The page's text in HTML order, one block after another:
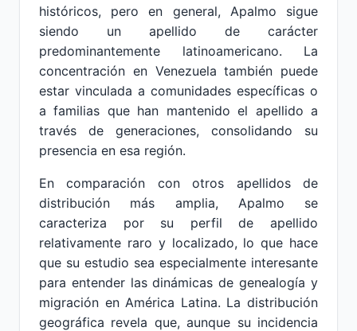
históricos, pero en general, Apalmo sigue
siendo un apellido de carácter
predominantemente latinoamericano. La
concentración en Venezuela también puede
estar vinculada a comunidades específicas o
a familias que han mantenido el apellido a
través de generaciones, consolidando su
presencia en esa región.
En comparación con otros apellidos de
distribución más amplia, Apalmo se
caracteriza por su perfil de apellido
relativamente raro y localizado, lo que hace
que su estudio sea especialmente interesante
para entender las dinámicas de genealogía y
migración en América Latina. La distribución
geográfica revela que, aunque su incidencia